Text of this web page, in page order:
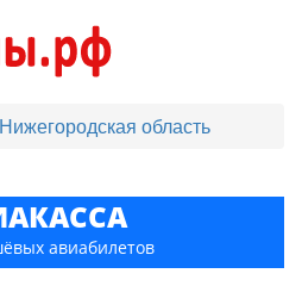
Нижегородская область
авиабилетов